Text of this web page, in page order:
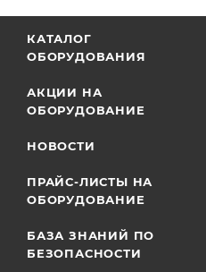
КАТАЛОГ
ОБОРУДОВАНИЯ
АКЦИИ НА
ОБОРУДОВАНИЕ
НОВОСТИ
ПРАЙС-ЛИСТЫ НА
ОБОРУДОВАНИЕ
БАЗА ЗНАНИЙ ПО
БЕЗОПАСНОСТИ